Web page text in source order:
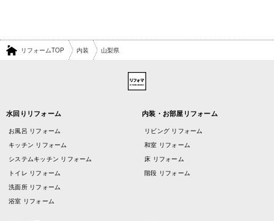
リフォームTOP 内装 山梨県
水回りリフォーム
お風呂 リフォーム
キッチン リフォーム
システムキッチン リフォーム
トイレ リフォーム
洗面所 リフォーム
浴室 リフォーム
内装・お部屋リフォーム
リビング リフォーム
和室 リフォーム
床 リフォーム
階段 リフォーム